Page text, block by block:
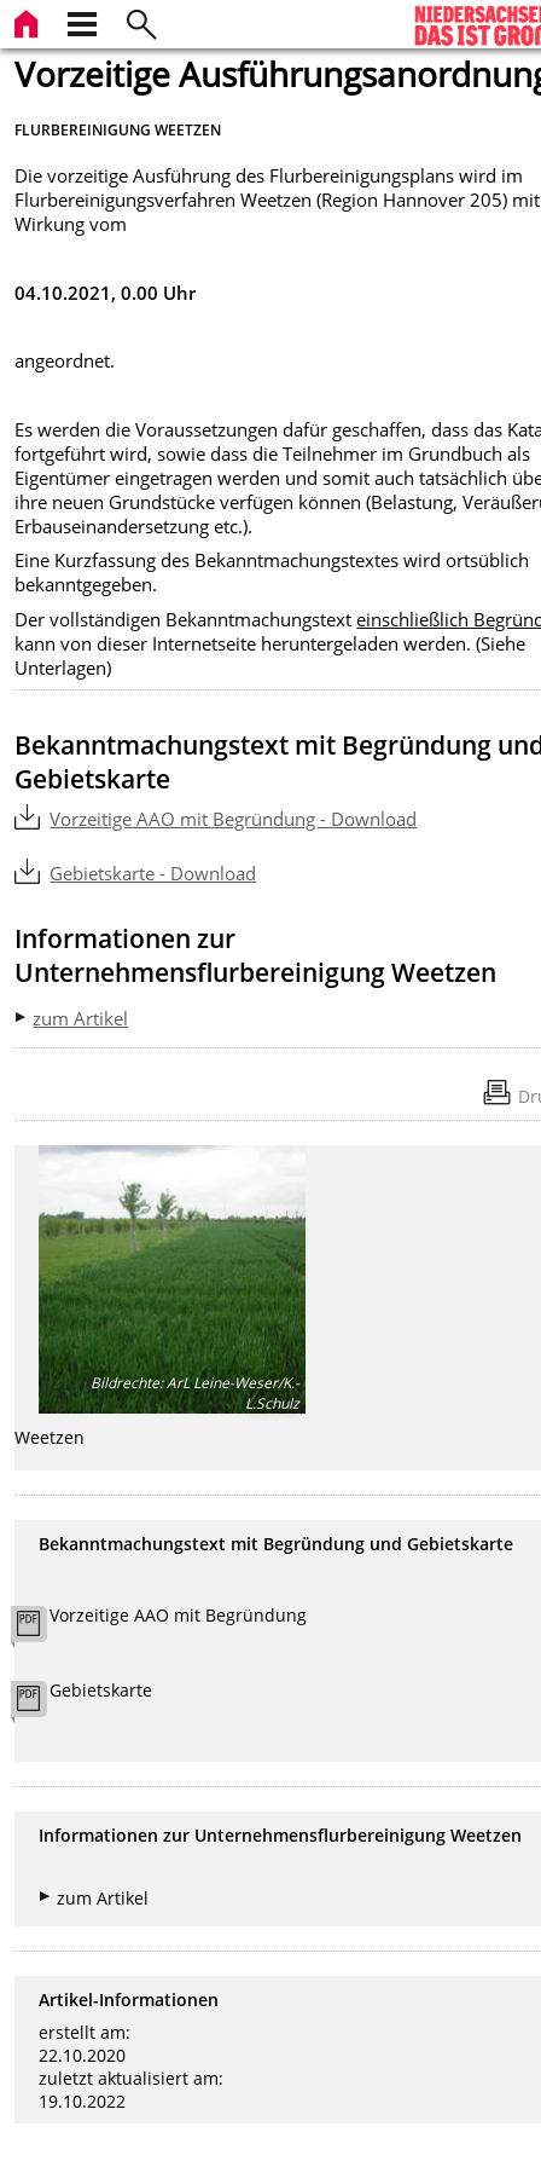
Vorzeitige
FLURBEREINIGUNG WEETZEN
Die vorzeitige Ausführung des Flurbereinigungsplans wird im
Flurbereinigungsverfahren Weetzen (Region Hannover 205) mit
Wirkung vom
04.10.2021, 0.00 Uhr
angeordnet.
Es werden die Voraussetzungen dafür geschaffen, dass das
fortgeführt wird, sowie dass die Teilnehmer im Grundbuch als
Eigentümer eingetragen werden und somit auch tatsächlich
ihre neuen Grundstücke verfügen können (Belastung,
Erbauseinandersetzung etc.).
Eine Kurzfassung des Bekanntmachungstextes wird ortsüblich
bekanntgegeben.
Der vollständigen Bekanntmachungstexteinschließlich
kann von dieser Internetseite heruntergeladen werden. (Siehe
Unterlagen)
Bekanntmachungstext mit Begründung
Gebietskarte
Vorzeitige AAO mit Begründung - Download
Gebietskarte - Download
Informationen zur
Unternehmensflurbereinigung Weetzen
zum Artikel
Bildrechte:ArL Leine-Weser/K.-
L.Schulz
Weetzen
Bekanntmachungstext mit Begründung und Gebietskarte
Vorzeitige AAO mit Begründung
Gebietskarte
Informationen zur Unternehmensflurbereinigung Weetzen
zum Artikel
Artikel-Informationen
erstellt am:
22.10.2020
zuletzt aktualisiert am:
19.10.2022